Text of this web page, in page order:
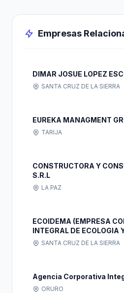
Empresas
DIMAR JOSUE LOPEZ
SANTA CRUZ DE LA SIERRA
EUREKA MANAGMENT
TARIJA
CONSTRUCTORA Y
S.R.L
LA PAZ
ECOIDEMA (EMPRESA
INTEGRAL DE ECOLOGIA
AMBIENTE)
SANTA CRUZ DE LA SIERRA
Agencia Corporativa
ORURO